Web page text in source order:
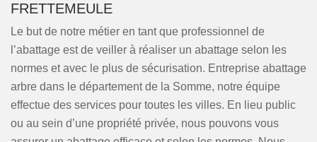
FRETTEMEULE
Le but de notre métier en tant que professionnel de
l’abattage est de veiller à réaliser un abattage selon les
normes et avec le plus de sécurisation. Entreprise abattage
arbre dans le département de la Somme, notre équipe
effectue des services pour toutes les villes. En lieu public
ou au sein d’une propriété privée, nous pouvons vous